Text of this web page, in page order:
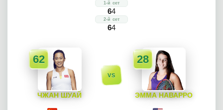
6
1-й сет
4
6
2-й сет
4
62
ЧЖАН ШУАЙ
28
ЭММА НАВАРРО
VS